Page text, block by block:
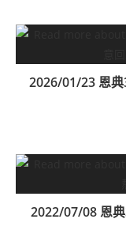
2026/01/23 恩
2022/07/08 恩